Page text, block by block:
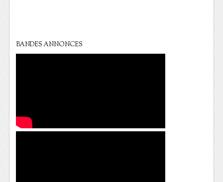
BANDES ANNONCES